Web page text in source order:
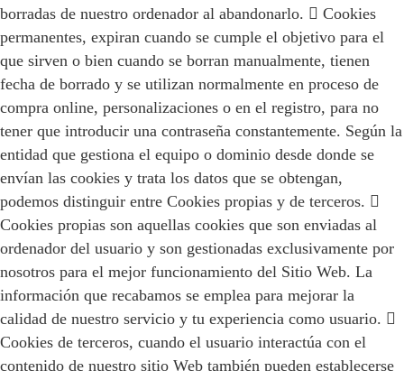
borradas de nuestro ordenador al abandonarlo.  Cookies
permanentes, expiran cuando se cumple el objetivo para el
que sirven o bien cuando se borran manualmente, tienen
fecha de borrado y se utilizan normalmente en proceso de
compra online, personalizaciones o en el registro, para no
tener que introducir una contraseña constantemente. Según la
entidad que gestiona el equipo o dominio desde donde se
envían las cookies y trata los datos que se obtengan,
podemos distinguir entre Cookies propias y de terceros. 
Cookies propias son aquellas cookies que son enviadas al
ordenador del usuario y son gestionadas exclusivamente por
nosotros para el mejor funcionamiento del Sitio Web. La
información que recabamos se emplea para mejorar la
calidad de nuestro servicio y tu experiencia como usuario. 
Cookies de terceros, cuando el usuario interactúa con el
contenido de nuestro sitio Web también pueden establecerse